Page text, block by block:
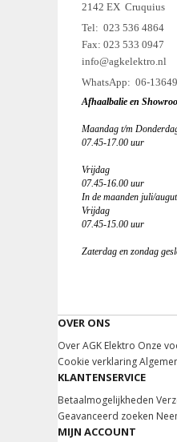
2142 EX Cruquius
Tel: 023 536 4864
Fax: 023 533 0947
info@agkelektro.nl
WhatsApp: 06-
Afhaalbalie en
Maandag t/m
07.45-17.00 uur
Vrijdag
07.45-16.00 uur
In de maanden juli/
Vrijdag
07.45-15.00 uur
Zaterdag en zondag
OVER ONS
Over AGK Elektro Onze
Cookie verklaring
KLANTENSERVICE
Betaalmogelijkheden
Geavanceerd zoeken
MIJN ACCOUNT